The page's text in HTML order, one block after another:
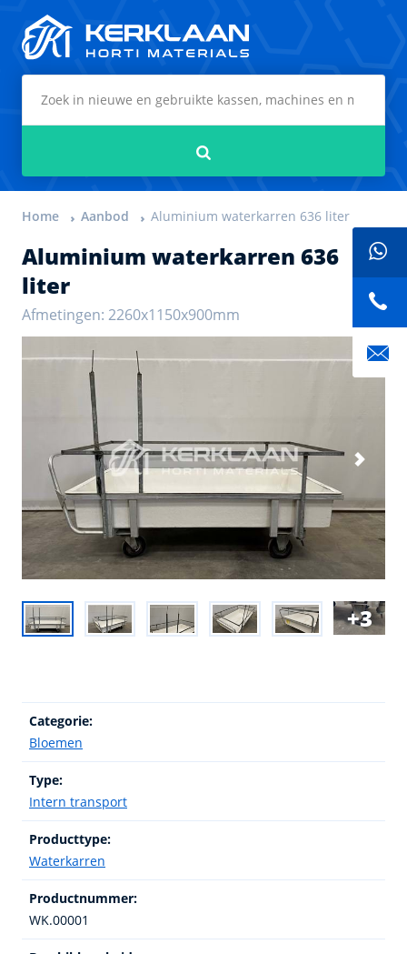
Home Aanbod Aluminium waterkarren 636 liter
Aluminium waterkarren 636
liter
Afmetingen: 2260x1150x900mm
3
Categorie:
Bloemen
Type:
Intern transport
Producttype:
Waterkarren
Productnummer:
WK.00001